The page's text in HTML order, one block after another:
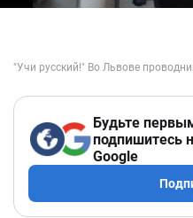
Будьте
подпишитесь
Google